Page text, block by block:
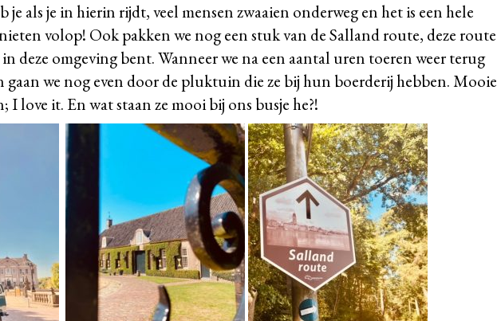
je als je in hierin rijdt, veel mensen zwaaien onderweg en het is een hele
volop! Ook pakken we nog een stuk van de Salland route, deze
in deze omgeving bent. Wanneer we na een aantal uren toeren weer terug
we nog even door de pluktuin die ze bij hun boerderij hebben. Mooie
love it. En wat staan ze mooi bij ons busje he?!